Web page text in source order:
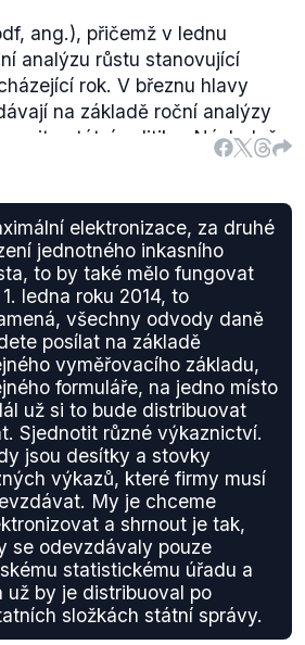
ang.), přičemž v lednu
analýzu růstu stanovující
rok. V březnu hlavy
na základě roční analýzy
vnitrostátní politiku. Následně
předkládají plány udržení
dosáhnout pokroku na cestě k
růstu podporujícímu
programy reforem). Tyto
v červnu a v případě
zemím doporučení,
Rada EU a schvaluje
doporučení jsou pak
nebo začátkem července,
obdržely ještě před tím, než
podobu svých
další rok.
doporučení Rady v
v potaz, může mu být
Jestliže dojde k přílišným
a rozpočtovým výkyvům, lze
vynutit
a sankcí.
elektronizace, za druhé
jednotného inkasního
to by také mělo fungovat
ledna roku 2014, to
všechny odvody daně
posílat na základě
vyměřovacího základu,
formuláře, na jedno místo
už si to bude distribuovat
Sjednotit různé výkaznictví.
jsou desítky a stovky
výkazů, které firmy musí
My je chceme
a shrnout je tak,
se odevzdávaly pouze
statistickému úřadu a
už by je distribuoval po
složkách státní správy.